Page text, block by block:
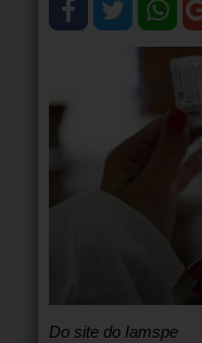
Do site do Iamspe